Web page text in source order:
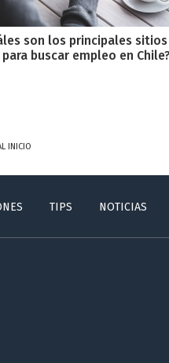
son los principales sitios
buscar empleo en Chile?
INICIO
TIPS NOTICIAS